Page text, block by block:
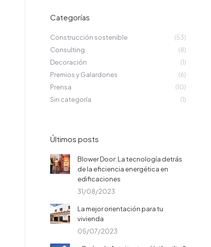
Categorías
Construcción sostenible
(53)
Consulting
(8)
Decoración
(1)
Premios y Galardones
(6)
Prensa
(10)
Sin categoría
(1)
Últimos posts
Blower Door: La tecnología detrás
de la eficiencia energética en
edificaciones
31/08/2023
La mejor orientación para tu
vivienda
05/07/2023